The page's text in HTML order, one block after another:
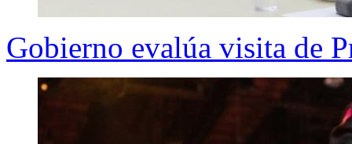
Gobierno evalúa visita de